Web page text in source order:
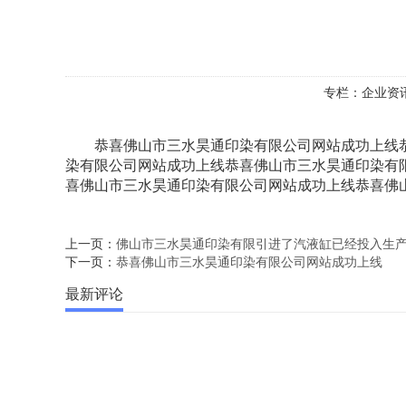
专栏： 企业资
恭喜佛山市三水昊通印染有限公司网站成功上线
染有限公司网站成功上线恭喜佛山市三水昊通印染
喜佛山市三水昊通印染有限公司网站成功上线恭喜
上一页： 佛山市三水昊通印染有限引进了汽液缸已经投入生
下一页： 恭喜佛山市三水昊通印染有限公司网站成功上线
最新评论